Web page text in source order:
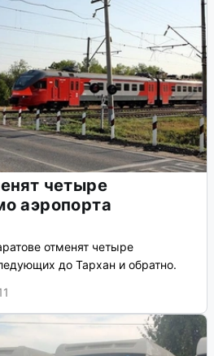
четыре
аэропорта
отменят четыре
до Тархан и обратно.